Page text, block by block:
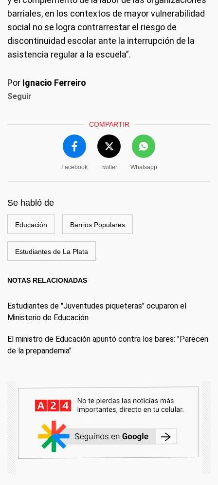
barriales, en los contextos de mayor vulnerabilidad
social no se logra contrarrestar el riesgo de
discontinuidad escolar ante la interrupción de la
asistencia regular a la escuela”.
Por Ignacio Ferreiro
Seguir
COMPARTIR
Facebook Twitter Whatsapp
Se habló de
Educación Barrios Populares
Estudiantes de La Plata
NOTAS RELACIONADAS
Estudiantes de "Juventudes piqueteras" ocuparon el
Ministerio de Educación
El ministro de Educación apuntó contra los bares: "Parecen
de la prepandemia"